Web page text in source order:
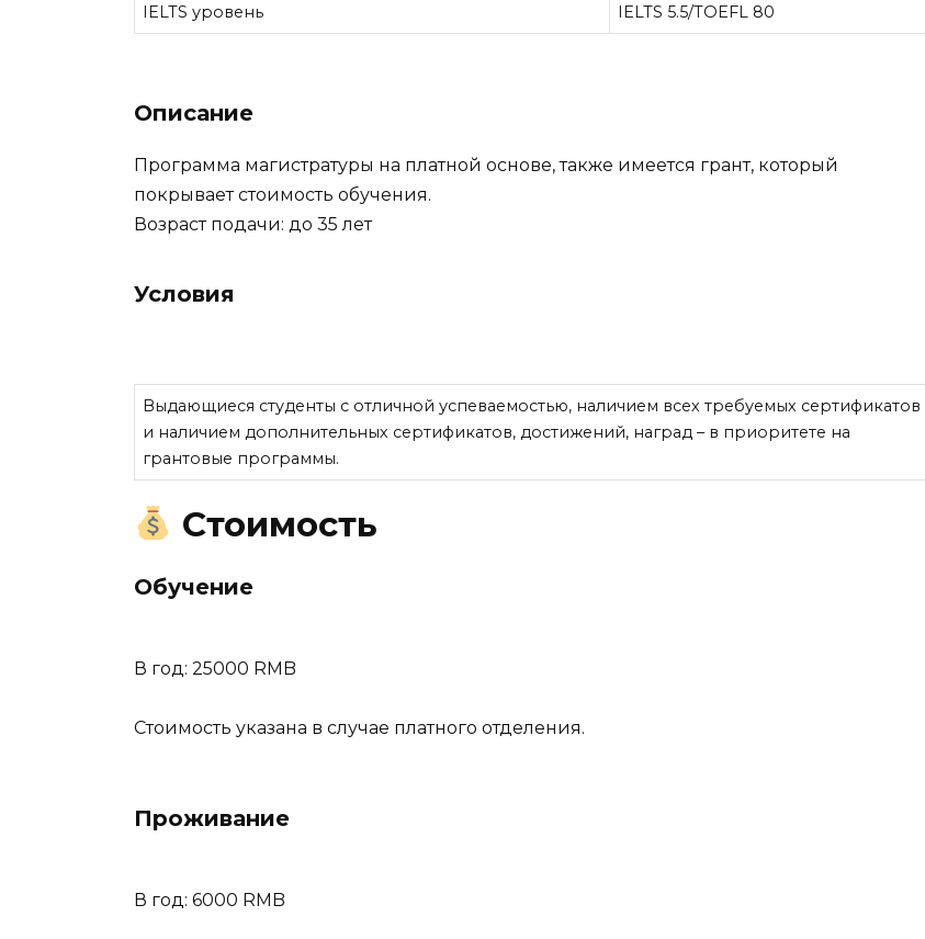
IELTS уровень IELTS 5.5/TOEFL 80
Описание
Программа магистратуры на платной основе, также имеется грант, который
покрывает стоимость обучения.
Возраст подачи: до 35 лет
Условия
Выдающиеся студенты с отличной успеваемостью, наличием всех требуемых сертификатов
и наличием дополнительных сертификатов, достижений, наград – в приоритете на
грантовые программы.
Стоимость
Обучение
В год: 25000 RMB
Стоимость указана в случае платного отделения.
Проживание
В год: 6000 RMB